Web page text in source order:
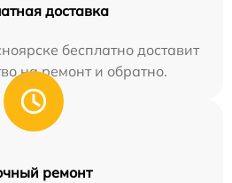
доставка
бесплатно доставит
на ремонт и обратно.
ремонт